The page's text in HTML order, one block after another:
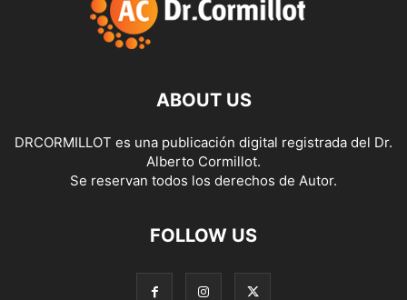
ABOUT US
DRCORMILLOT es una publicación digital registrada del Dr.
Alberto Cormillot.
Se reservan todos los derechos de Autor.
FOLLOW US